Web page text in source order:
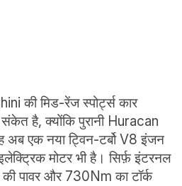
की मिड-रेंज स्पोर्ट्स कार
है, क्योंकि पुरानी Huracan
एक नया ट्विन-टर्बो V8 इंजन
मोटर भी है। सिर्फ़ इंटरनल
पावर और 730Nm का टॉर्क